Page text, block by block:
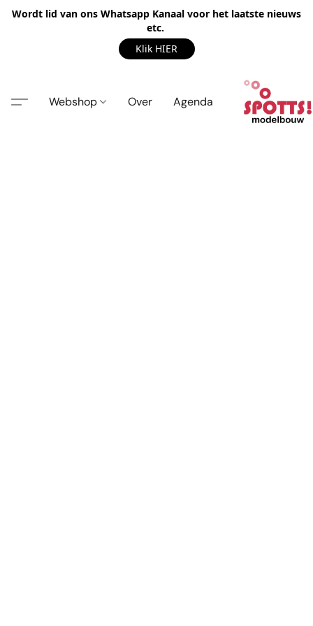
Wordt lid van ons Whatsapp Kanaal voor het laatste nieuws
etc.
Klik HIER
Webshop Over Agenda